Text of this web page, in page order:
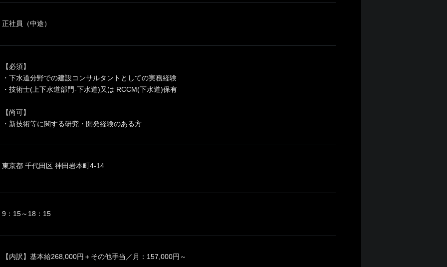
正社員（中途）
【必須】
・下水道分野での建設コンサルタントとしての実務経験
・技術士(上下水道部門-下水道)又は RCCM(下水道)保有
【尚可】
・新技術等に関する研究・開発経験のある方
東京都 千代田区 神田岩本町4-14
9：15～18：15
【内訳】基本給268,000円＋その他手当／月：157,000円～